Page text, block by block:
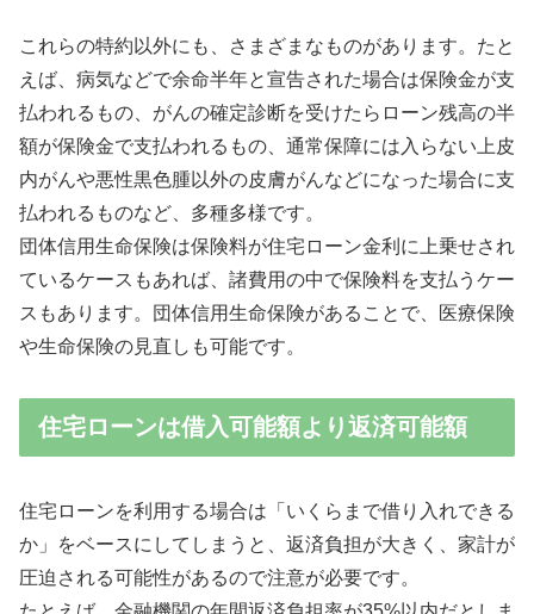
これらの特約以外にも、さまざまなものがあります。たと
えば、病気などで余命半年と宣告された場合は保険金が支
払われるもの、がんの確定診断を受けたらローン残高の半
額が保険金で支払われるもの、通常保障には入らない上皮
内がんや悪性黒色腫以外の皮膚がんなどになった場合に支
払われるものなど、多種多様です。
団体信用生命保険は保険料が住宅ローン金利に上乗せされ
ているケースもあれば、諸費用の中で保険料を支払うケー
スもあります。団体信用生命保険があることで、医療保険
や生命保険の見直しも可能です。
住宅ローンは借入可能額より返済可能額
住宅ローンを利用する場合は「いくらまで借り入れできる
か」をベースにしてしまうと、返済負担が大きく、家計が
圧迫される可能性があるので注意が必要です。